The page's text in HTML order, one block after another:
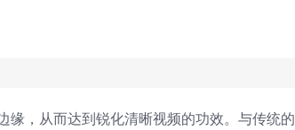
，从而达到锐化清晰视频的功效。与传统的